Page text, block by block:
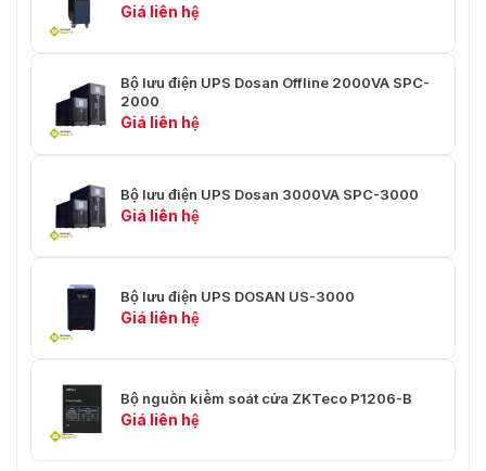
Giá liên hệ
Bộ lưu điện UPS Dosan Offline 2000VA SPC-
2000
Giá liên hệ
Bộ lưu điện UPS Dosan 3000VA SPC-3000
Giá liên hệ
Bộ lưu điện UPS DOSAN US-3000
Giá liên hệ
Bộ nguồn kiểm soát cửa ZKTeco P1206-B
Giá liên hệ